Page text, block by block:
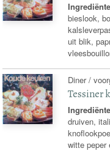
bieslook,
uit blik,
Diner /
Tessiner
druiven,
witte peper